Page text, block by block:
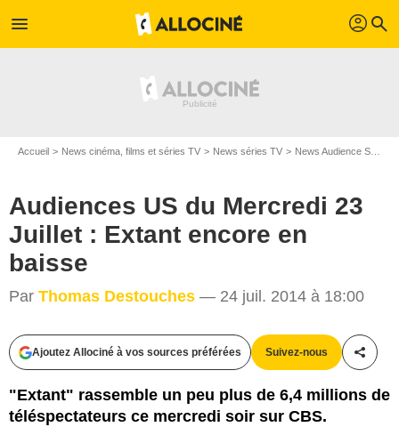
menu profil search
Accueil News cinéma, films et séries TV News séries TV News Audience Séries TV
Audiences US du Mercredi 23
Juillet : Extant encore en
baisse
Par Thomas Destouches — 24 juil. 2014 à 18:00
Ajoutez Allociné à vos sources préférées Suivez-nous
"Extant" rassemble un peu plus de 6,4 millions de
téléspectateurs ce mercredi soir sur CBS.
CBS Broadcasting Inc